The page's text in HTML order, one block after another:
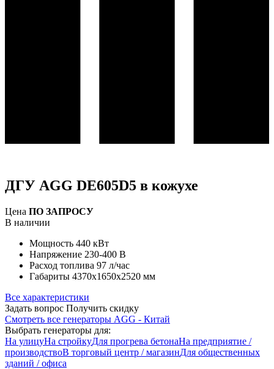
ДГУ AGG DE605D5 в кожухе
Цена ПО ЗАПРОСУ
В наличии
Мощность 440 кВт
Напряжение 230-400 В
Расход топлива 97 л/час
Габариты 4370x1650x2520 мм
Все характеристики
Задать вопрос Получить скидку
Смотреть все генераторы AGG - Китай
Выбрать генераторы для:
На улицуНа стройкуДля прогрева бетонаНа предприятие /
производствоВ торговый центр / магазинДля общественных
зданий / офиса